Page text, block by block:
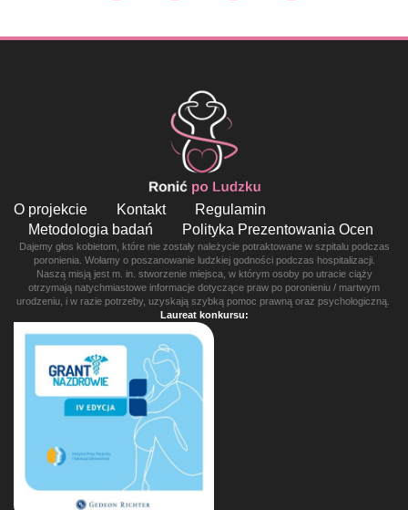
O projekcie Kontakt
Regulamin
Metodologia badań
Polityka Prezentowania Ocen
Dajemy głos kobietom, które nie zostały należycie potraktowane w szpitalu podczas
poronienia. Wołamy o poszanowanie ludzkiej godności podczas hospitalizacji.
Naszą misją jest m. in. stworzenie miejsca, w którym osoby po utracie ciąży
otrzymają natychmiastowe informacje dotyczące praw po poronieniu / martwym
urodzeniu, i w razie potrzeby, uzyskają szybką pomoc prawną oraz psychologiczną.
Laureat konkursu: